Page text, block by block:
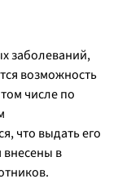
заболеваний,
возможность
числе по
что выдать его
внесены в